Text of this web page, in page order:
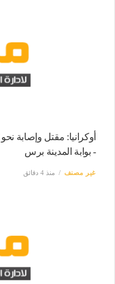
- بوابة المدينة برس
غير مصنف منذ 4 دقائق